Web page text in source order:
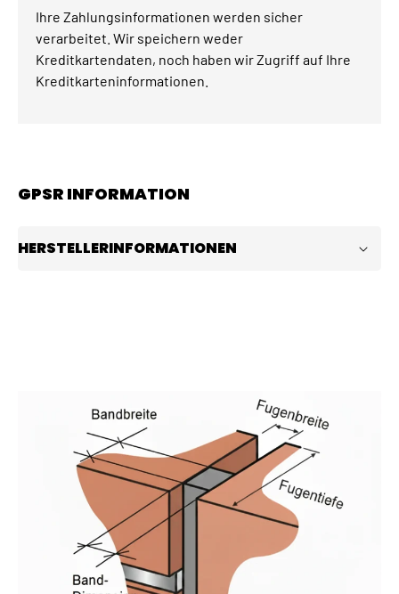
Ihre Zahlungsinformationen werden sicher
verarbeitet. Wir speichern weder
Kreditkartendaten, noch haben wir Zugriff auf Ihre
Kreditkarteninformationen.
GPSR INFORMATION
HERSTELLERINFORMATIONEN